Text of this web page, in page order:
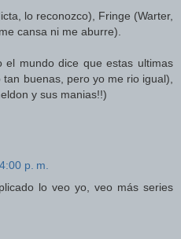
lo reconozco), Fringe (Warter,
cansa ni me aburre).
mundo dice que estas ultimas
buenas, pero yo me rio igual),
y sus manias!!)
p. m.
lo veo yo, veo más series